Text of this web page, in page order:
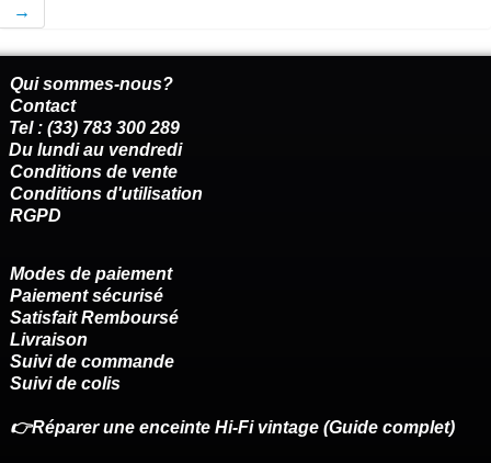
→
Qui sommes-nous?
Contact
Tel : (33) 783 300 289
Du lundi au vendredi
Conditions de vente
Conditions d'utilisation
RGPD
Modes de paiement
Paiement sécurisé
Satisfait Remboursé
Livraison
Suivi de commande
Suivi de colis
👉Réparer une enceinte Hi-Fi vintage (Guide complet)